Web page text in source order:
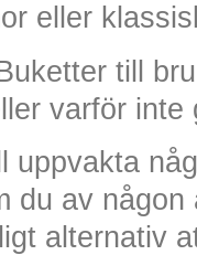
eller
till
varför inte
uppvakta
du av
alternativ